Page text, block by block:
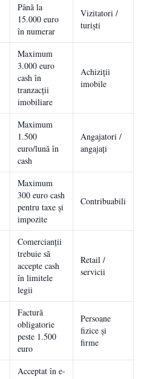
Până la
15.000 euro
în numerar
Vizitatori /
turiști
Maximum
3.000 euro
cash în
tranzacții
imobiliare
Achiziții
imobile
Maximum
1.500
euro/lună în
cash
Angajatori /
angajați
Maximum
300 euro cash
pentru taxe și
impozite
Contribuabili
Comercianții
trebuie să
accepte cash
în limitele
legii
Retail /
servicii
Factură
obligatorie
peste 1.500
euro
Persoane
fizice și
firme
Acceptat în e-